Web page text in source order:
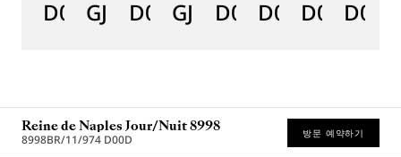
D0
GJ29BH89254DD5J4
D0
GJE25BH20.8985DB
D0
D0
D0
D000
Reine de Naples Jour/Nuit 8998
8998BR/11/974 D00D 방문 예약하기